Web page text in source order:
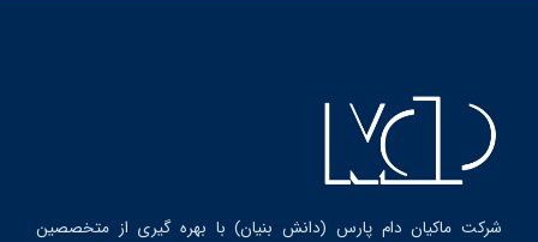
شرکت ماکیان دام پارس (دانش بنیان) با بهره گیری از متخصصین